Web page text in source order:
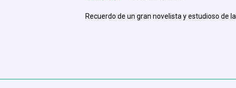
Recuerdo de un gran novelista y estudioso de la